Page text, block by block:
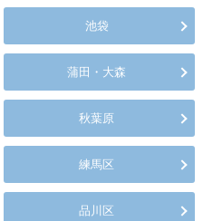
池袋
蒲田・大森
秋葉原
練馬区
品川区